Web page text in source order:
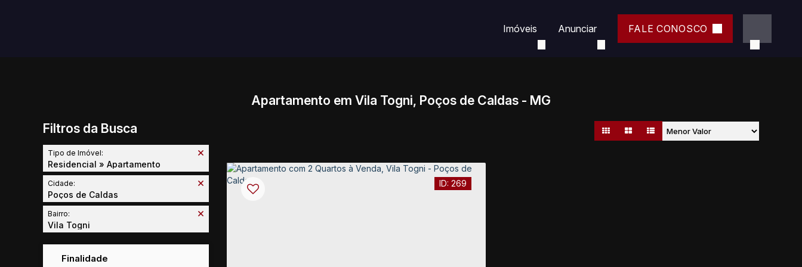
FALE CONOSCO
Anunciar
Imóveis
Apartamento em Vila Togni, Poços de Caldas - MG
Filtros da Busca
Tipo de Imóvel:
Residencial » Apartamento
Cidade:
Poços de Caldas
Bairro:
Vila Togni
Finalidade
269